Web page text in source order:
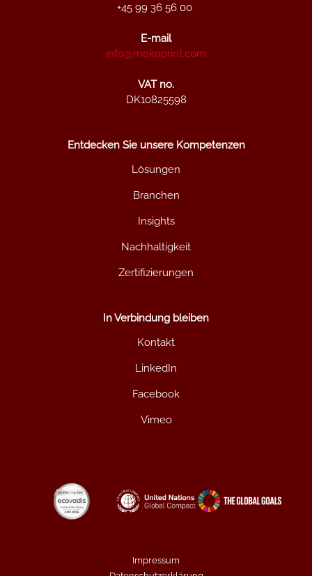
+45 99 36 56 00
E-mail
info@mekoprint.com
VAT no.
DK10825598
Entdecken Sie unsere Kompetenzen
Lösungen
Branchen
Insights
Nachhaltigkeit
Zertifizierungen
In Verbindung bleiben
Kontakt
LinkedIn
Facebook
Vimeo
Impressum